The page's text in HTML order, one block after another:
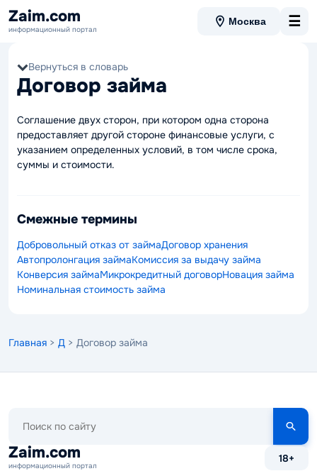
Zaim.com
информационный портал
Москва ☰
Вернуться в словарь
Договор займа
Соглашение двух сторон, при котором одна сторона
предоставляет другой стороне финансовые услуги, с
указанием определенных условий, в том числе срока,
суммы и стоимости.
Смежные термины
Добровольный отказ от займаДоговор хранения
Автопролонгация займаКомиссия за выдачу займа
Конверсия займаМикрокредитный договорНовация займа
Номинальная стоимость займа
Главная > Д > Договор займа
сайту
Zaim.com
информационный портал
18+